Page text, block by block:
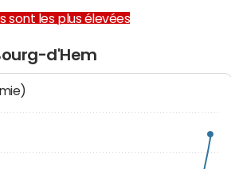
sont les plus élevées
d'Hem